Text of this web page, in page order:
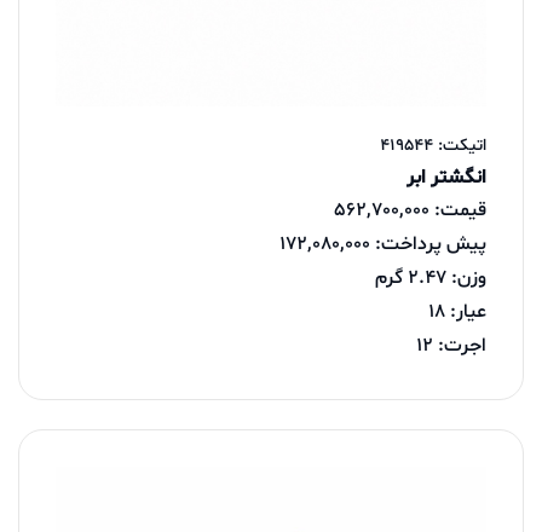
اتیکت: 419544
انگشتر ابر
قیمت: 562,700,000
پیش پرداخت: 172,080,000
وزن: 2.47 گرم
عیار: 18
اجرت: 12